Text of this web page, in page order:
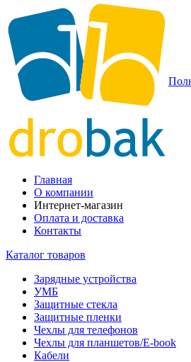
Главная
О компании
Интернет-магазин
Оплата и доставка
Контакты
Каталог товаров
Зарядные устройства
УМБ
Защитные стекла
Защитные пленки
Чехлы для телефонов
Чехлы для планшетов/E-book
Кабели